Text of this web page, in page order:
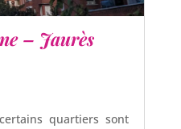
– Jaurès
quartiers sont